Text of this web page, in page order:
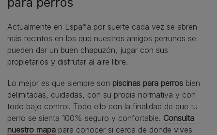
Actualmente en España por suerte cada vez se abren
más recintos en los que nuestros amigos perrunos se
pueden dar un buen chapuzón, jugar con sus
propietarios y disfrutar al aire libre.
Lo mejor es que siempre son piscinas para perros bien
delimitadas, cuidadas, con su propia normativa y con
todo bajo control. Todo ello con la finalidad de que tu
perro se sienta 100% seguro y confortable. Consulta
nuestro mapa para conocer si cerca de donde vives